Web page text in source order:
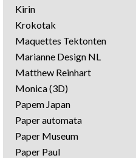
Kirin
Krokotak
Maquettes Tektonten
Marianne Design NL
Matthew Reinhart
Monica (3D)
Papem Japan
Paper automata
Paper Museum
Paper Paul